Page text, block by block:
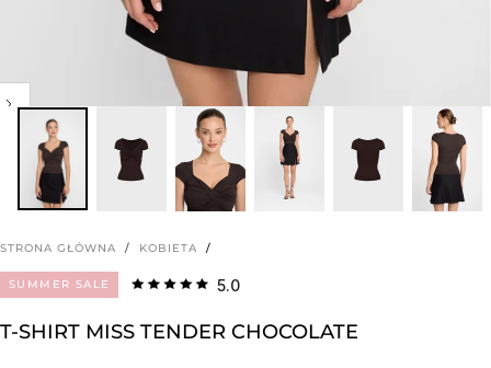
STRONA GŁÓWNA / KOBIETA /
SUMMER SALE 5.0
T-SHIRT MISS TENDER CHOCOLATE